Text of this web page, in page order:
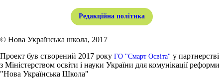
Редакційна політика
© Нова Українська школа, 2017
Проект був створений 2017 року ГО "Смарт Освіта" у партнерстві
з Міністерством освіти і науки України для комунікації реформи
"Нова Українська Школа"